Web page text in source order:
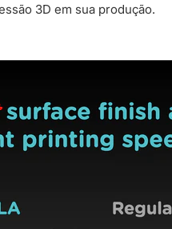
3D em sua produção.